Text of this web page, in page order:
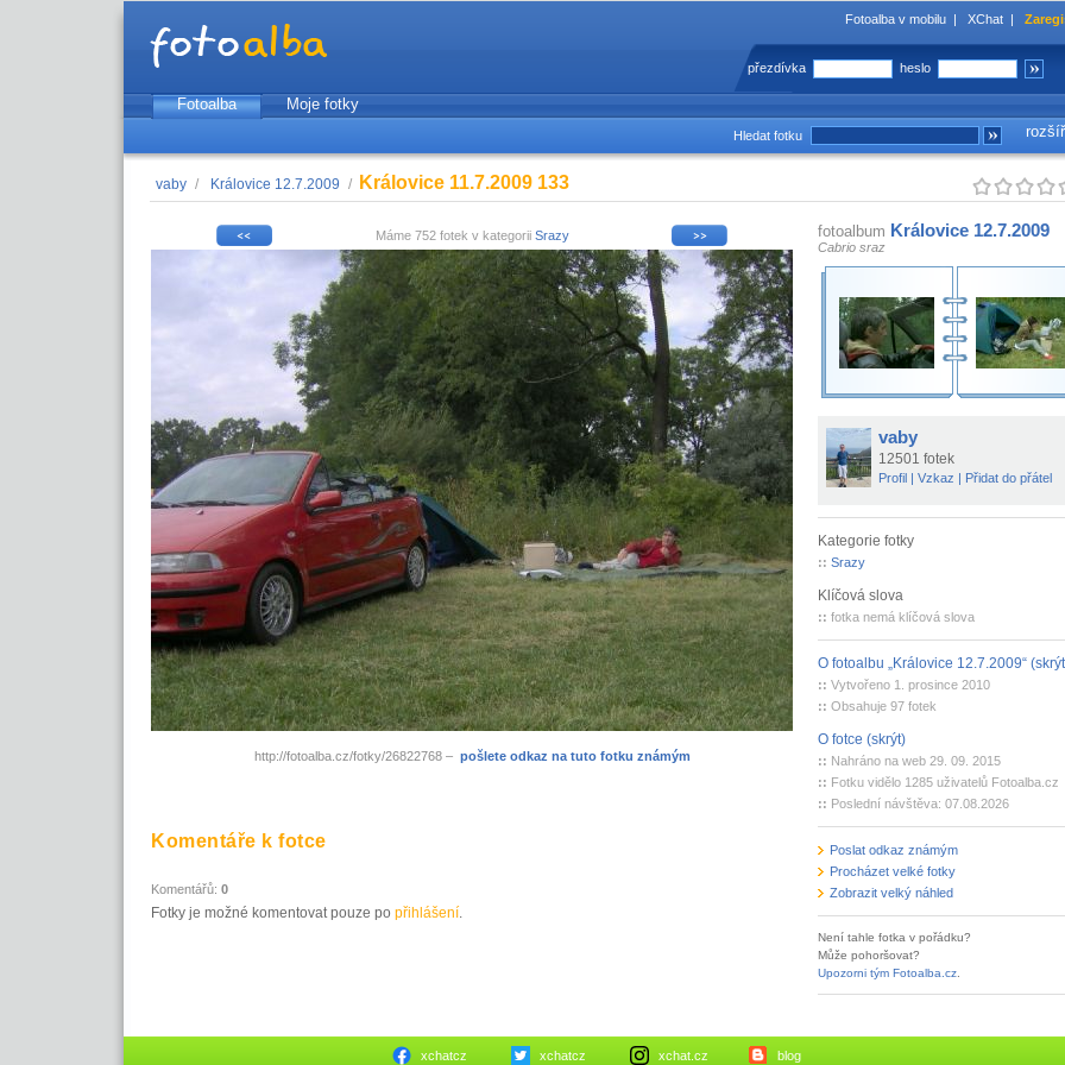
Fotoalba v mobilu | XChat |
přezdívka heslo
Fotoalba
Moje fotky
Hledat fotku
vaby / Královice 12.7.2009 / Královice 11.7.2009 133
Máme 752 fotek v kategorii Srazy
http://fotoalba.cz/fotky/26822768 – pošlete odkaz na tuto fotku známým
Komentáře k fotce
Komentářů: 0
Fotky je možné komentovat pouze po přihlášení.
fotoalbum Královice 12.7.2009
Cabrio sraz
vaby
12501 fotek
Profil| Vzkaz | Přidat do přátel
Kategorie fotky
:: Srazy
Klíčová slova
:: fotka nemá klíčová slova
O fotoalbu „Královice 12.7.2009“
:: Vytvořeno 1. prosince 2010
:: Obsahuje 97 fotek
O fotce (skrýt)
:: Nahráno na web 29. 09. 2015
:: Fotku vidělo 1285 uživatelů Fotoalba.cz
:: Poslední návštěva: 07.08.2026
Poslat odkaz známým
Procházet velké fotky
Zobrazit velký náhled
Není tahle fotka v pořádku?
Může pohoršovat?
Upozorni tým Fotoalba.cz
xchatcz xchatcz xchat.cz blog